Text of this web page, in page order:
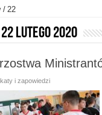
/ 22
22 lutego 2020
i zapowiedzi